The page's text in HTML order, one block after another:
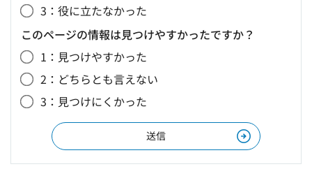
3：役に立たなかった
このページの情報は見つけやすかったですか？
1：見つけやすかった
2：どちらとも言えない
3：見つけにくかった